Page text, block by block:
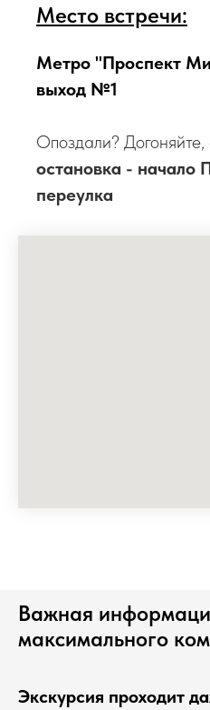
Место встречи:
Метро "Проспект
выход №1
Опоздали? Догоняйте,
остановка - начало
переулка
Важная
максимального
Экскурсия проходит